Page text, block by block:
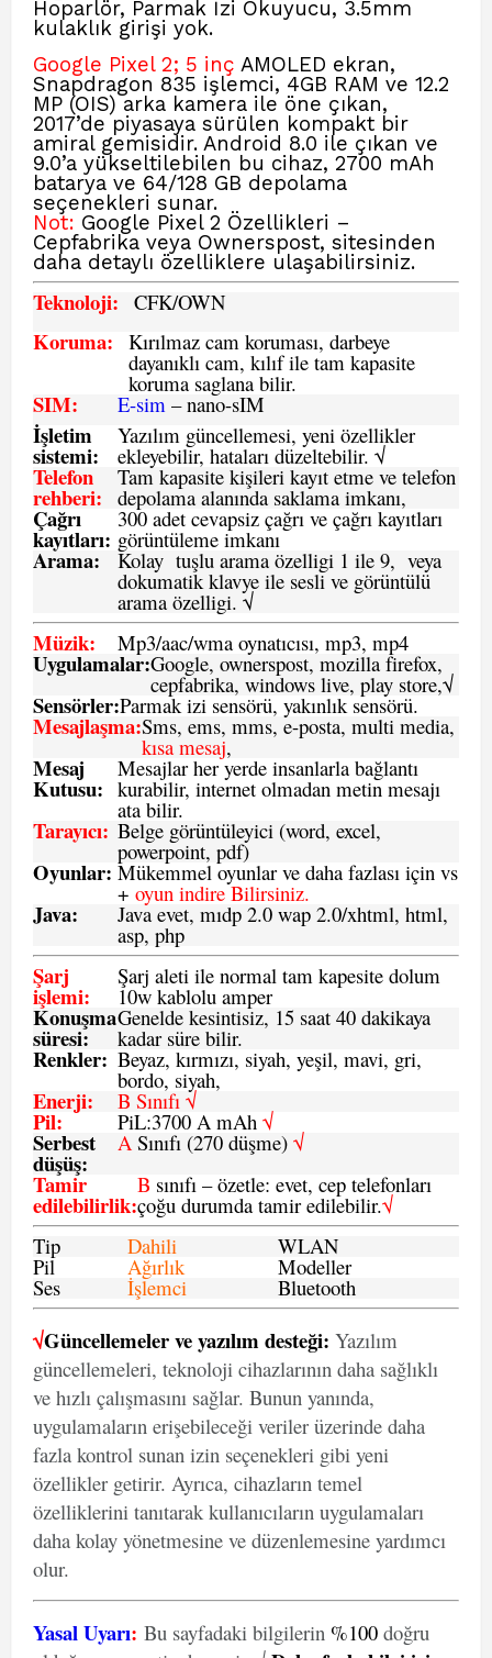
Hoparlör, Parmak İzi Okuyucu, 3.5mm
kulaklık girişi yok.
Google Pixel 2; 5 inç AMOLED ekran,
Snapdragon 835 işlemci, 4GB RAM ve 12.2
MP (OIS) arka kamera ile öne çıkan,
2017’de piyasaya sürülen kompakt bir
amiral gemisidir. Android 8.0 ile çıkan ve
9.0’a yükseltilebilen bu cihaz, 2700 mAh
batarya ve 64/128 GB depolama
seçenekleri sunar.
Not: Google Pixel 2 Özellikleri –
Cepfabrika veya Ownerspost, sitesinden
daha detaylı özelliklere ulaşabilirsiniz.
Teknoloji: CFK/OWN
Koruma: Kırılmaz cam koruması, darbeye
dayanıklı cam, kılıf ile tam kapasite
koruma saglana bilir.
SIM: E-sim – nano-sIM
İşletim
sistemi:
Yazılım güncellemesi, yeni özellikler
ekleyebilir, hataları düzeltebilir. √
Telefon
rehberi:
Tam kapasite kişileri kayıt etme ve telefon
depolama alanında saklama imkanı,
Çağrı
kayıtları:
300 adet cevapsiz çağrı ve çağrı kayıtları
görüntüleme imkanı
Arama: Kolay tuşlu arama özelligi 1 ile 9, veya
dokumatik klavye ile sesli ve görüntülü
arama özelligi. √
Müzik: Mp3/aac/wma oynatıcısı, mp3, mp4
Uygulamalar:Google, ownerspost, mozilla firefox,
cepfabrika, windows live, play store,√
Sensörler:Parmak izi sensörü, yakınlık sensörü.
Mesajlaşma:Sms, ems, mms, e-posta, multi media,
kısa mesaj,
Mesaj
Kutusu:
Mesajlar her yerde insanlarla bağlantı
kurabilir, internet olmadan metin mesajı
ata bilir.
Tarayıcı: Belge görüntüleyici (word, excel,
powerpoint, pdf)
Oyunlar: Mükemmel oyunlar ve daha fazlası için vs
+ oyun indire Bilirsiniz.
Java: Java evet, mıdp 2.0 wap 2.0/xhtml, html,
asp, php
Şarj
işlemi:
Şarj aleti ile normal tam kapesite dolum
10w kablolu amper
Konuşma
süresi:
Genelde kesintisiz, 15 saat 40 dakikaya
kadar süre bilir.
Renkler: Beyaz, kırmızı, siyah, yeşil, mavi, gri,
bordo, siyah,
Enerji: B Sınıfı √
Pil: PiL:3700 A mAh √
Serbest
düşüş:
ASınıfı (270 düşme) √
Tamir
edilebilirlik:
B sınıfı – özetle: evet, cep telefonları
çoğu durumda tamir edilebilir.√
Tip
Dahili WLAN
Pil Ağırlık Modeller
Ses İşlemci Bluetooth
√Güncellemeler ve yazılım desteği: Yazılım
güncellemeleri, teknoloji cihazlarının daha sağlıklı
ve hızlı çalışmasını sağlar. Bunun yanında,
uygulamaların erişebileceği veriler üzerinde daha
fazla kontrol sunan izin seçenekleri gibi yeni
özellikler getirir. Ayrıca, cihazların temel
özelliklerini tanıtarak kullanıcıların uygulamaları
daha kolay yönetmesine ve düzenlemesine yardımcı
olur.
Yasal Uyarı: Bu sayfadaki bilgilerin %100 doğru